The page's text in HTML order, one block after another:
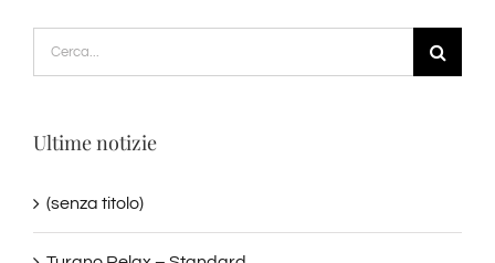
Cerca
per:
Ultime notizie
(senza titolo)